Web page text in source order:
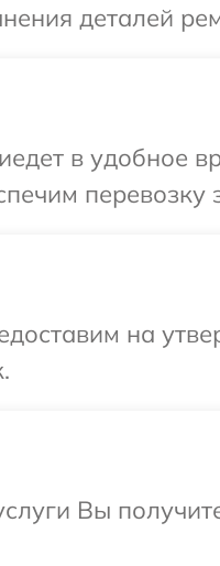
деталей
в удобное
на
Вы